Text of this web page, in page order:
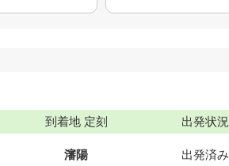
到着地 定刻 出発状況
瀋陽 出発済み